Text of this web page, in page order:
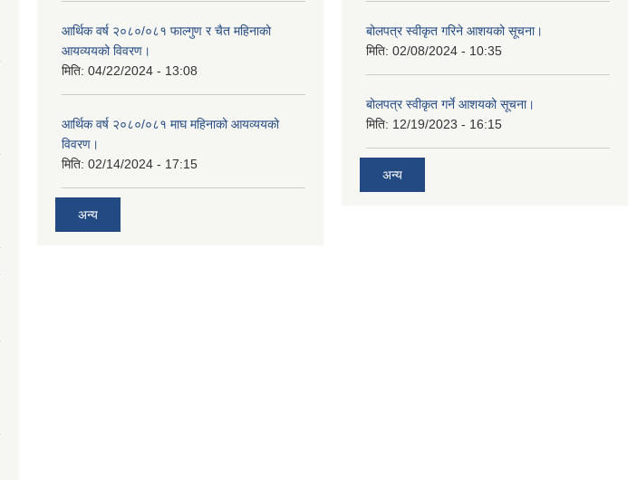
आर्थिक वर्ष २०८०/०८१ फाल्गुण र चैत महिनाको
आयव्ययको विवरण।
मिति: 04/22/2024 - 13:08
आर्थिक वर्ष २०८०/०८१ माघ महिनाको आयव्ययको
विवरण।
मिति: 02/14/2024 - 17:15
अन्य
बोलपत्र स्वीकृत गरिने आशयको सूचना।
मिति: 02/08/2024 - 10:35
बोलपत्र स्वीकृत गर्ने आशयको सूचना।
मिति: 12/19/2023 - 16:15
अन्य